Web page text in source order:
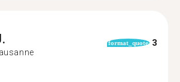
format_quote 3